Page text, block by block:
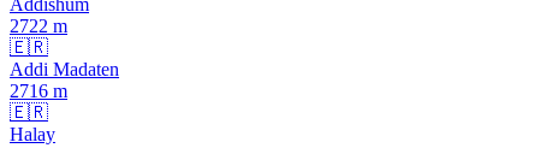
2722 m
🇪🇷
Addi Madaten
2716 m
🇪🇷
Halay